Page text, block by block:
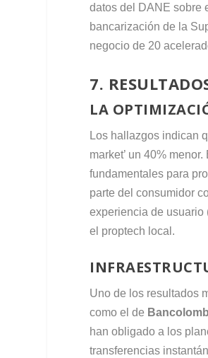
datos del DANE sobre
bancarización de la
negocio de 20
7.
LA
Los hallazgos indican
market’ un 40%
fundamentales para
parte del consumidor
experiencia de usuario
el proptech local.
Uno de los resultados
como el de
han obligado a los
transferencias